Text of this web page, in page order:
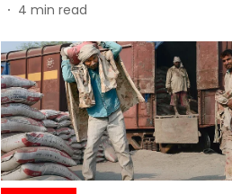
4 min read